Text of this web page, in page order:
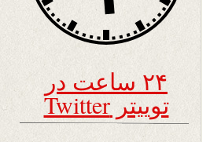
۲۴ ساعت در
توییتر Twitter